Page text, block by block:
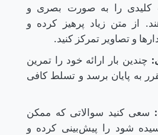
کلیدی را به صورت بصری و
از متن زیاد پرهیز کرده و
و تصاویر تمرکز کنید.
چندین بار ارائه خود را تمرین
به پایان برسد و تسلط کافی
سعی کنید سوالاتی که ممکن
شود را پیش‌بینی کرده و